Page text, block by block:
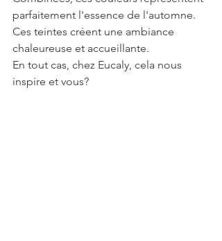
parfaitement l'essence de l'automne.
Ces teintes créent une ambiance
chaleureuse et accueillante.
En tout cas, chez Eucaly, cela nous
inspire et vous?